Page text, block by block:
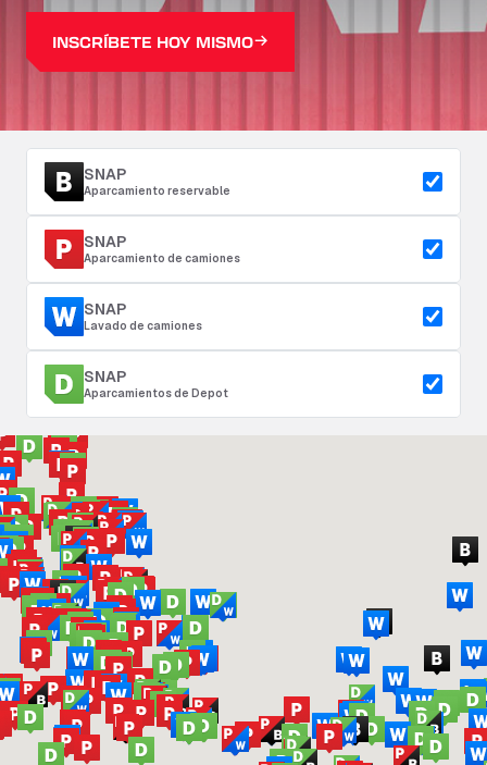
INSCRÍBETE HOY MISMO
SNAP
Aparcamiento reservable
SNAP
Aparcamiento de camiones
SNAP
Lavado de camiones
SNAP
Aparcamientos de Depot